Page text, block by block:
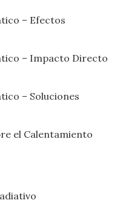
– Efectos
– Impacto Directo
– Soluciones
el Calentamiento